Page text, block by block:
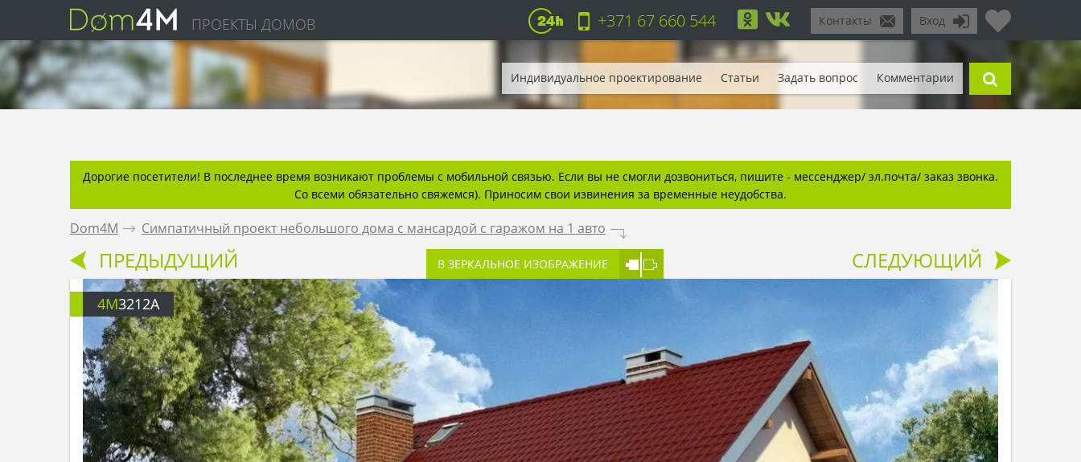
ПРОЕКТЫ ДОМОВ Вход
Контакты
+371 67 660 544
Индивидуальное проектирование Статьи Задать вопрос Комментарии
Дорогие посетители! В последнее время возникают проблемы с мобильной связью. Если вы не смогли дозвониться, пишите - мессенджер/ эл.почта/ заказ звонка.
Со всеми обязательно свяжемся). Приносим свои извинения за временные неудобства.
Dom4M . Симпатичный проект небольшого дома с мансардой с гаражом на 1 авто .
ПРЕДЫДУЩИЙ В ЗЕРКАЛЬНОЕ ИЗОБРАЖЕНИЕ СЛЕДУЮЩИЙ
4M3212A